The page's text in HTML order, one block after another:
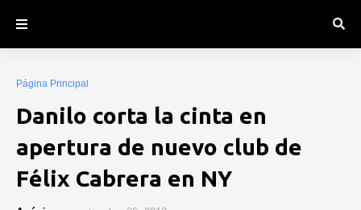
Página Principal
Danilo corta la cinta en
apertura de nuevo club de
Félix Cabrera en NY